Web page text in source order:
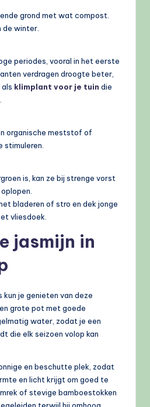
grond met wat compost.
de winter.
periodes, vooral in het eerste
verdragen droogte beter,
klimplant voor je tuin die
organische meststof of
stimuleren.
is, kan ze bij strenge vorst
bladeren of stro en dek jonge
vliesdoek.
jasmijn in
je genieten van deze
grote pot met goede
water, zodat je een
die elk seizoen volop kan
en beschutte plek, zodat
en licht krijgt om goed te
of stevige bamboestokken